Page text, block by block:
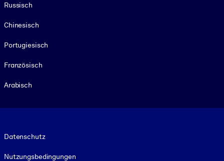
Russisch
Chinesisch
Portugiesisch
Französisch
Arabisch
Datenschutz
Nutzungsbedingungen